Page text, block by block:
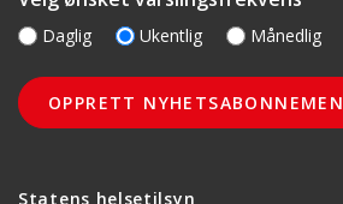
Statens helsetilsyn
Daglig Ukentlig Månedlig